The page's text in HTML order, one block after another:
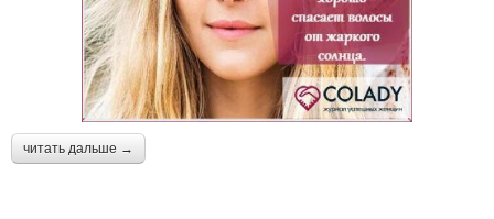
читать дальше →